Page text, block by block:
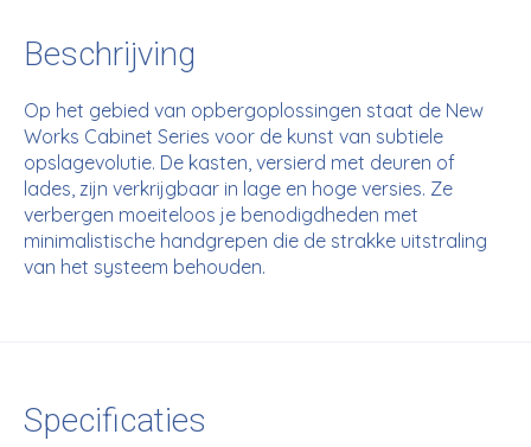
Beschrijving
Op het gebied van opbergoplossingen staat de New
Works Cabinet Series voor de kunst van subtiele
opslagevolutie. De kasten, versierd met deuren of
lades, zijn verkrijgbaar in lage en hoge versies. Ze
verbergen moeiteloos je benodigdheden met
minimalistische handgrepen die de strakke uitstraling
van het systeem behouden.
Specificaties